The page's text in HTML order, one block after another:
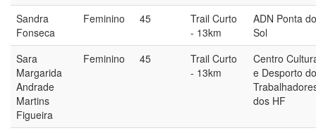
Sandra
Fonseca
Feminino 45
Trail Curto
- 13km
ADN Ponta do
Sol
Sara
Margarida
Andrade
Martins
Figueira
Feminino 45
Trail Curto
- 13km
Centro
e Desporto
dos HF